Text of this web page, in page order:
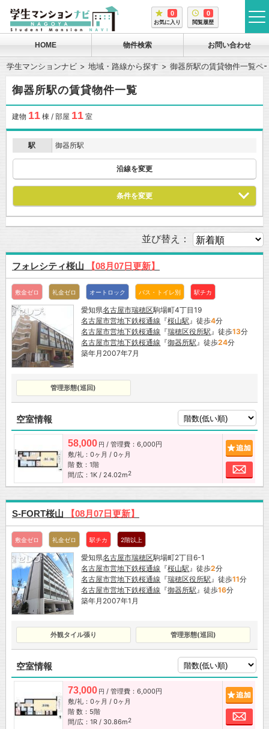
0
お気に入り
0
閲覧履歴
HOME 物件検索 お問い合わせ
学生マンションナビ 地域・路線から探す 御器所駅の賃貸物件一覧ペ
御器所駅の賃貸物件一覧
建物 11棟 / 部屋 11室
駅 御器所駅
沿線を変更
条件を変更
並び替え：
フォレシティ桜山 【08月07日更新】
敷金ゼロ 礼金ゼロ オートロック バス・トイレ別 駅チカ
愛知県名古屋市瑞穂区駒場町4丁目19
名古屋市営地下鉄桜通線 『桜山駅』徒歩4分
名古屋市営地下鉄桜通線 『瑞穂区役所駅』徒歩13分
名古屋市営地下鉄桜通線 『御器所駅』徒歩24分
築年月2007年7月
管理形態(巡回)
空室情報
58,000 円 / 管理費：6,000円
敷/礼：0ヶ月 / 0ヶ月
階 数：1階
間/広：1K / 24.02m2
お
S-FORT桜山 【08月07日更新】
敷金ゼロ 礼金ゼロ 駅チカ 2階以上
愛知県名古屋市瑞穂区駒場町2丁目6-1
名古屋市営地下鉄桜通線 『桜山駅 』徒歩2分
名古屋市営地下鉄桜通線 『瑞穂区役所駅 』徒歩11分
名古屋市営地下鉄桜通線 『御器所駅 』徒歩16分
築年月2007年1月
外観タイル張り 管理形態(巡回)
空室情報
73,000 円 / 管理費：6,000円
敷/礼：0ヶ月 / 0ヶ月
階 数：5階
間/広：1R / 30.86m2
お